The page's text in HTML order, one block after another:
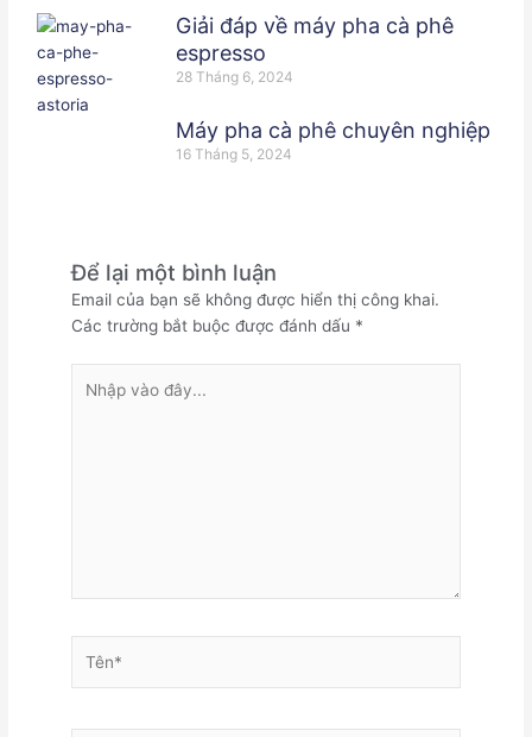
Giải đáp về máy pha cà phê
espresso
28 Tháng 6, 2024
Máy pha cà phê chuyên nghiệp
16 Tháng 5, 2024
Để lại một bình luận
Email của bạn sẽ không được hiển thị công khai.
Các trường bắt buộc được đánh dấu *
vào